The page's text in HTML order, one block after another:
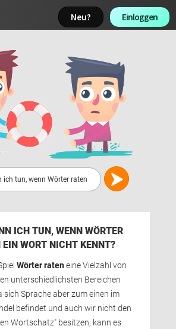
Neu? Einloggen
ICH TUN, WENN WÖRTER
EIN WORT NICHT KENNT?
Wörter rateneine Vielzahl von
unterschiedlichsten Bereichen
sich Sprache aber zum einen im
befindet und auch wir nicht den
Wortschatz" besitzen, kann es